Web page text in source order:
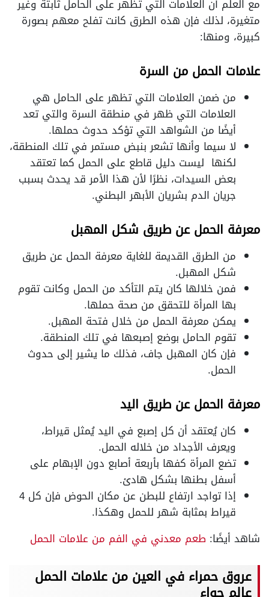
مع العلم أن العلامات التي تظهر على الحامل ثابتة وغير
متغيرة، لذلك فإن هذه الطرق كانت تفلح معهم بصورة
كبيرة، ومنها:
علامات الحمل من السرة
من ضمن العلامات التي تظهر على الحامل هي
العلامات التي ظهر في منطقة السرة والتي تعد
أيضًا من الشواهد التي تؤكد حدوث حملها.
لا سيما وأنها تشعر بنبض مستمر في تلك المنطقة،
لكنها ليست دليل قاطع على الحمل كما تعتقد
بعض السيدات، نظرًا لأن هذا الأمر قد يحدث بسبب
جريان الدم بشريان الأبهر البطني.
معرفة الحمل عن طريق شكل المهبل
من الطرق القديمة للغاية معرفة الحمل عن طريق
شكل المهبل.
فمن خلالها كان يتم التأكد من الحمل وكانت تقوم
بها المرأة للتحقق من صحة حملها.
يمكن معرفة الحمل من خلال فتحة المهبل.
تقوم الحامل بوضع إصبعها في تلك المنطقة.
فإن كان المهبل جاف، فذلك ما يشير إلى حدوث
الحمل.
معرفة الحمل عن طريق اليد
كان يُعتقد أن كل إصبع في اليد يُمثل قيراط،
ويعرف الأجداد من خلاله الحمل.
تضع المرأة كفها بأربعة أصابع دون الإبهام على
أسفل بطنها بشكل هادئ.
إذا تواجد ارتفاع للبطن عن مكان الحوض فإن كل 4
قيراط بمثابة شهر للحمل وهكذا.
شاهد أيضًا: طعم معدني في الفم من علامات الحمل
عروق حمراء في العين من علامات الحمل